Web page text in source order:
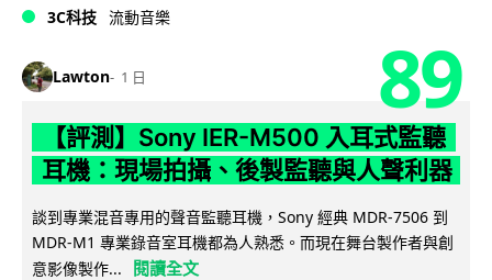
3C科技 流動音樂
Lawton 1 日 89
【評測】Sony IER-M500 入耳式監聽
耳機：現場拍攝、後製監聽與人聲利器
談到專業混音專用的聲音監聽耳機，Sony 經典 MDR-7506 到
MDR-M1 專業錄音室耳機都為人熟悉。而現在舞台製作者與創
意影像製作...
閱讀全文